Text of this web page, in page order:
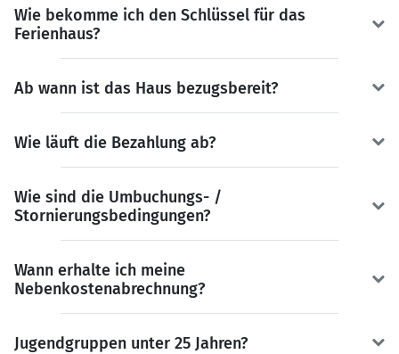
Wie bekomme ich den Schlüssel für das
Ferienhaus?
Ab wann ist das Haus bezugsbereit?
Wie läuft die Bezahlung ab?
Wie sind die Umbuchungs- /
Stornierungsbedingungen?
Wann erhalte ich meine
Nebenkostenabrechnung?
Jugendgruppen unter 25 Jahren?